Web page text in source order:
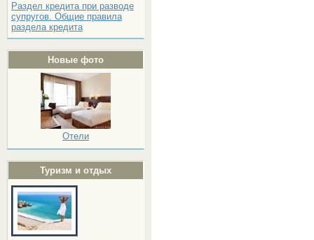
Раздел кредита при разводе
супругов. Общие правила
раздела кредита
Новые фото
Отели
Туризм и отдых